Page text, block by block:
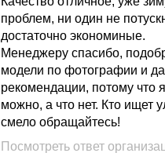
проблем, ни один не
достаточно экономиные.
Менеджеру спасибо,
модели по фотографии и
рекомендации, потому что
можно, а что нет. Кто ищет
смело обращайтесь!
Посмотреть ответ